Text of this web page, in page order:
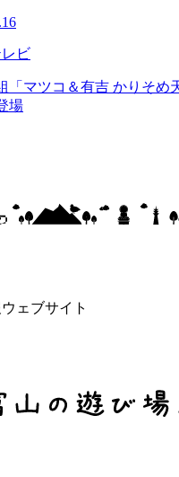
ビ
「マツコ＆有吉 かりそめ
場
ェブサイト